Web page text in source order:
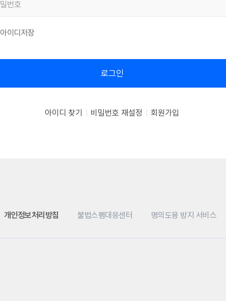
아이디저장
로그인
아이디 찾기 비밀번호 재설정 회원가입
개인정보처리방침 불법스팸대응센터 명의도용 방지 서비스